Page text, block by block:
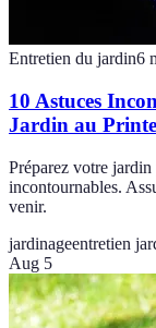
Entretien du jardin6
10 Astuces
Jardin au
Préparez votre
incontournables.
venir.
jardinageentretien
Aug 5